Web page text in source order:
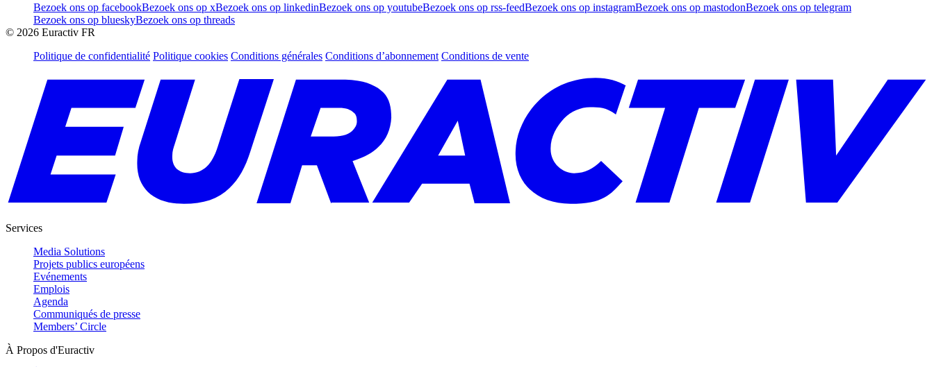
Bezoek ons op facebookBezoek ons op xBezoek ons op linkedinBezoek ons op youtubeBezoek ons op rss-feedBezoek ons op instagramBezoek ons op mastodonBezoek ons op telegram
Bezoek ons op blueskyBezoek ons op threads
© 2026 Euractiv FR
Politique de confidentialité Politique cookies Conditions générales Conditions d’abonnement Conditions de vente
Services
Media Solutions
Projets publics européens
Evénements
Emplois
Agenda
Communiqués de presse
Members’ Circle
À Propos d'Euractiv